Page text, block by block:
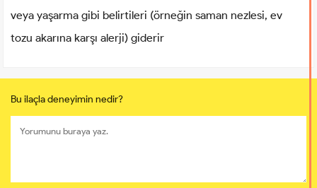
veya yaşarma gibi belirtileri (örneğin saman nezlesi, ev
tozu akarına karşı alerji) giderir
Bu ilaçla deneyimin nedir?